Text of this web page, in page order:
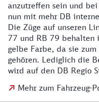
anzutreffen sein und
nun mit mehr DB
Die Züge auf unseren
77 und RB 79 behalten
gelbe Farbe, da sie
gehören. Lediglich die
wird auf den DB Regio
Mehr zum Fahrzeug-